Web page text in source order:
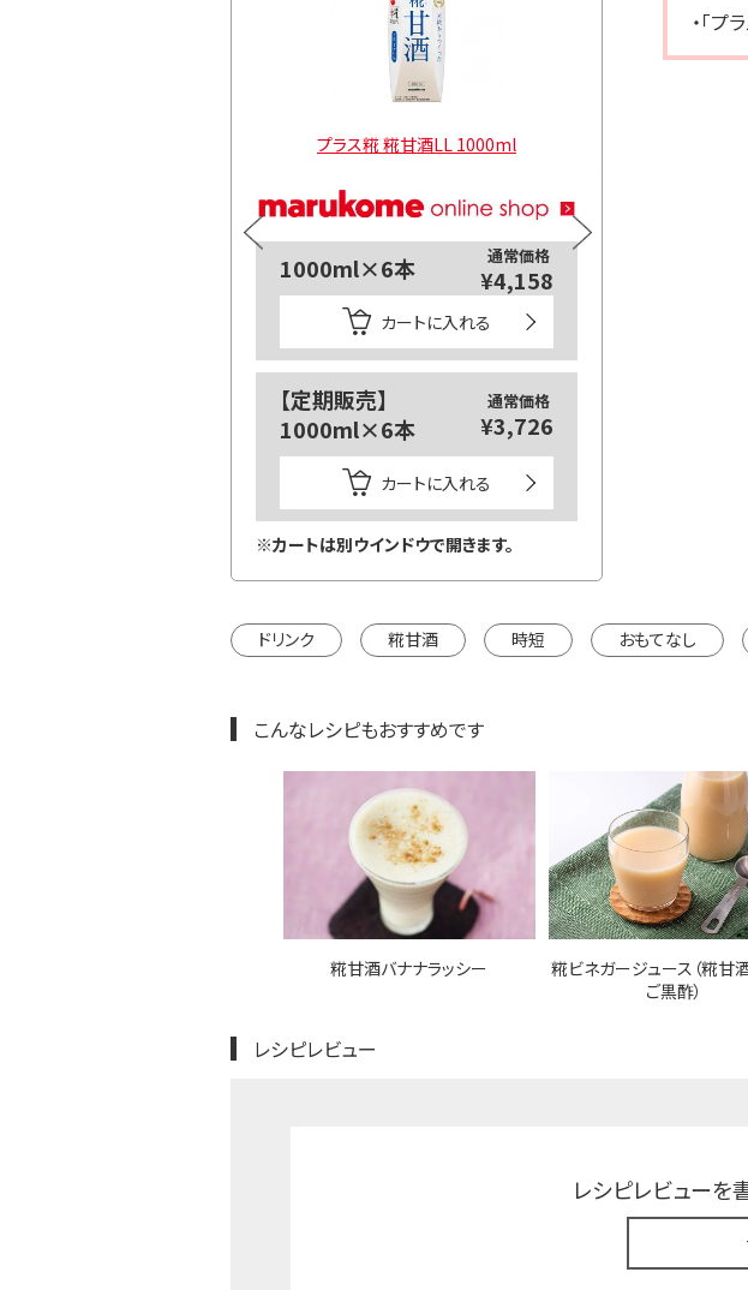
・「
プラス糀 糀甘酒LL 1000ml
1000ml×6本 通常価格
¥4,158
カートに入れる
【定期販売】
1000ml×6本
通常価格
¥3,726
カートに入れる
※カートは別ウインドウで開きます。
ドリンク 糀甘酒 時短 おもてなし
こんなレシピもおすすめです
糀甘酒バナナラッシー
糀ビネガージュース（糀甘
ご黒酢）
レシピレビュー
レシピレビューを